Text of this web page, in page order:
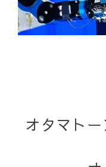
オタマト